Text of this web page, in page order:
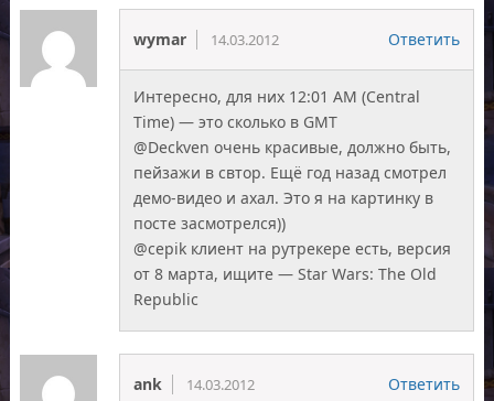
wymar 14.03.2012 Ответить
Интересно, для них 12:01 AM (Central
Time) — это сколько в GMT
@Deckven очень красивые, должно быть,
пейзажи в свтор. Ещё год назад смотрел
демо-видео и ахал. Это я на картинку в
посте засмотрелся))
@cepik клиент на рутрекере есть, версия
от 8 марта, ищите — Star Wars: The Old
Republic
ank 14.03.2012 Ответить